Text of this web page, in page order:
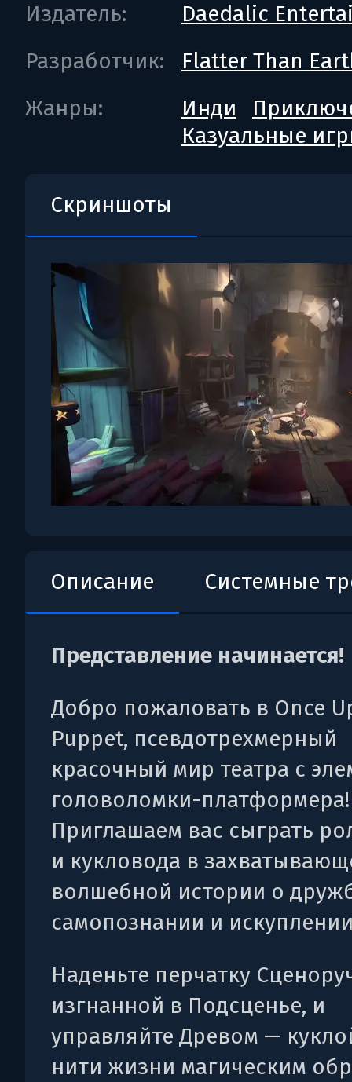
Издатель:
Daedalic
Разработчик:
Flatter Than
Жанры:
Инди
Казуальные
Скриншоты
Описание Системные
Представление начинается!
Добро пожаловать в Once
Puppet, псевдотрехмерный
красочный мир театра с
головоломки-платформера!
Приглашаем вас сыграть
и кукловода в
волшебной истории о
самопознании и
Наденьте перчатку
изгнанной в Подсценье, и
управляйте Древом —
нити жизни магическим